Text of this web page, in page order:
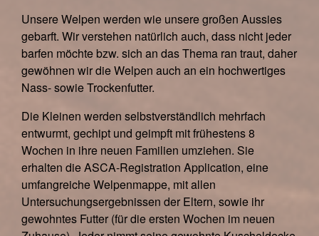
Unsere Welpen werden wie unsere großen Aussies
gebarft. Wir verstehen natürlich auch, dass nicht jeder
barfen möchte bzw. sich an das Thema ran traut, daher
gewöhnen wir die Welpen auch an ein hochwertiges
Nass- sowie Trockenfutter.
Die Kleinen werden selbstverständlich mehrfach
entwurmt, gechipt und geimpft mit frühestens 8
Wochen in ihre neuen Familien umziehen. Sie
erhalten die ASCA-Registration Application, eine
umfangreiche Welpenmappe, mit allen
Untersuchungsergebnissen der Eltern, sowie ihr
gewohntes Futter (für die ersten Wochen im neuen